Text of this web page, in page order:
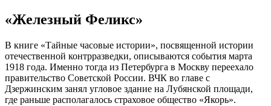
«Железный Феликс»
В книге «Тайные часовые истории», посвященной истории
отечественной контрразведки, описываются события марта
1918 года. Именно тогда из Петербурга в Москву переехало
правительство Советской России. ВЧК во главе с
Дзержинским занял угловое здание на Лубянской площади,
где раньше располагалось страховое общество «Якорь».